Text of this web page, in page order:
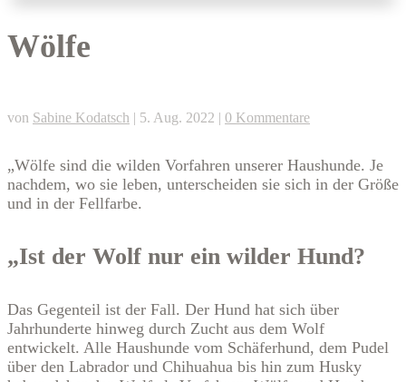
Wölfe
von Sabine Kodatsch | 5. Aug. 2022 | 0 Kommentare
„Wölfe sind die wilden Vorfahren unserer Haushunde. Je
nachdem, wo sie leben, unterscheiden sie sich in der Größe
und in der Fellfarbe.
„Ist der Wolf nur ein wilder Hund?
Das Gegenteil ist der Fall. Der Hund hat sich über
Jahrhunderte hinweg durch Zucht aus dem Wolf
entwickelt. Alle Haushunde vom Schäferhund, dem Pudel
über den Labrador und Chihuahua bis hin zum Husky